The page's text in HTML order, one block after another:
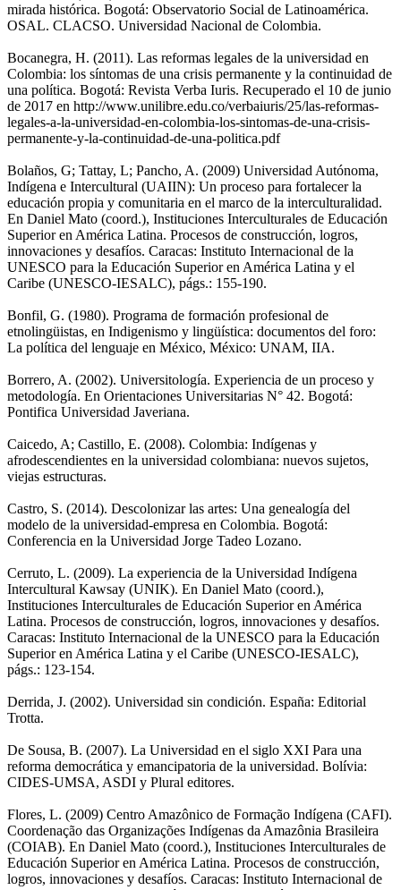
mirada histórica. Bogotá: Observatorio Social de Latinoamérica.
OSAL. CLACSO. Universidad Nacional de Colombia.
Bocanegra, H. (2011). Las reformas legales de la universidad en
Colombia: los síntomas de una crisis permanente y la continuidad de
una política. Bogotá: Revista Verba Iuris. Recuperado el 10 de junio
de 2017 en http://www.unilibre.edu.co/verbaiuris/25/las-reformas-
legales-a-la-universidad-en-colombia-los-sintomas-de-una-crisis-
permanente-y-la-continuidad-de-una-politica.pdf
Bolaños, G; Tattay, L; Pancho, A. (2009) Universidad Autónoma,
Indígena e Intercultural (UAIIN): Un proceso para fortalecer la
educación propia y comunitaria en el marco de la interculturalidad.
En Daniel Mato (coord.), Instituciones Interculturales de Educación
Superior en América Latina. Procesos de construcción, logros,
innovaciones y desafíos. Caracas: Instituto Internacional de la
UNESCO para la Educación Superior en América Latina y el
Caribe (UNESCO-IESALC), págs.: 155-190.
Bonfil, G. (1980). Programa de formación profesional de
etnolingüistas, en Indigenismo y lingüística: documentos del foro:
La política del lenguaje en México, México: UNAM, IIA.
Borrero, A. (2002). Universitología. Experiencia de un proceso y
metodología. En Orientaciones Universitarias N° 42. Bogotá:
Pontifica Universidad Javeriana.
Caicedo, A; Castillo, E. (2008). Colombia: Indígenas y
afrodescendientes en la universidad colombiana: nuevos sujetos,
viejas estructuras.
Castro, S. (2014). Descolonizar las artes: Una genealogía del
modelo de la universidad-empresa en Colombia. Bogotá:
Conferencia en la Universidad Jorge Tadeo Lozano.
Cerruto, L. (2009). La experiencia de la Universidad Indígena
Intercultural Kawsay (UNIK). En Daniel Mato (coord.),
Instituciones Interculturales de Educación Superior en América
Latina. Procesos de construcción, logros, innovaciones y desafíos.
Caracas: Instituto Internacional de la UNESCO para la Educación
Superior en América Latina y el Caribe (UNESCO-IESALC),
págs.: 123-154.
Derrida, J. (2002). Universidad sin condición. España: Editorial
Trotta.
De Sousa, B. (2007). La Universidad en el siglo XXI Para una
reforma democrática y emancipatoria de la universidad. Bolívia:
CIDES-UMSA, ASDI y Plural editores.
Flores, L. (2009) Centro Amazônico de Formação Indígena (CAFI).
Coordenação das Organizações Indígenas da Amazônia Brasileira
(COIAB). En Daniel Mato (coord.), Instituciones Interculturales de
Educación Superior en América Latina. Procesos de construcción,
logros, innovaciones y desafíos. Caracas: Instituto Internacional de